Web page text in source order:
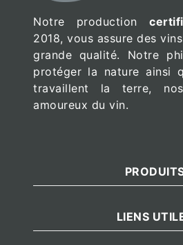
Notre production
2018, vous assure des
grande qualité. Notre
protéger la nature ainsi
travaillent la terre,
amoureux du vin.
LIENS